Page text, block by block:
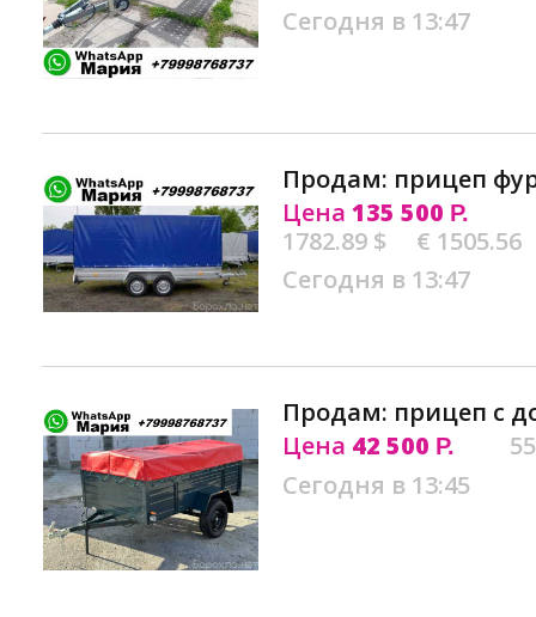
Сегодня в 13:47
Продам: прицеп
Цена 135 500 Р.
1782.89 $
€ 1505.56
Сегодня в 13:47
Продам: прицеп с
Цена 42 500 Р.
Сегодня в 13:45